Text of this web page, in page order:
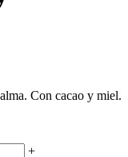
Con cacao y miel.
+